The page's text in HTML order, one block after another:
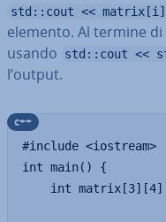
std::cout <<
elemento. Al termine
usando
std::cout <<
l’output.
#include <iostream>
int main() {
int
c++